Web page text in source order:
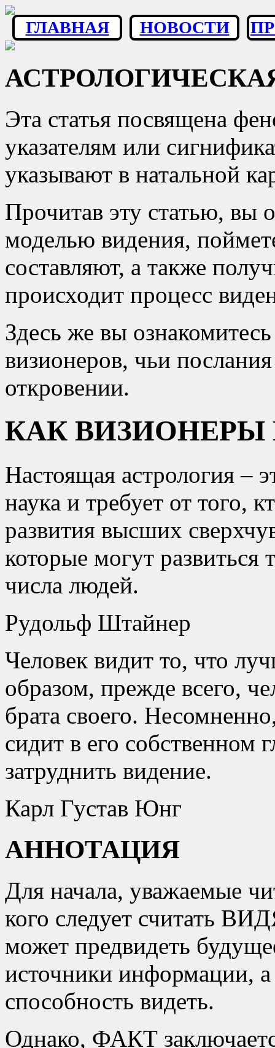
ГЛАВНАЯ НОВОСТИ
Эта статья посвящена
указателям или
указывают в натальной
Прочитав эту статью, вы
моделью видения,
составляют, а также
происходит процесс
Здесь же вы
визионеров, чьи
откровении.
КАК ВИЗИОНЕРЫ
Настоящая астрология –
наука и требует от того,
развития высших
которые могут развиться
числа людей.
Рудольф Штайнер
Человек видит то, что
образом, прежде всего,
брата своего.
сидит в его собственном
затруднить видение.
Карл Густав Юнг
АННОТАЦИЯ
Для начала, уважаемые
кого следует считать
может предвидеть
источники информации,
способность видеть.
Однако, ФАКТ